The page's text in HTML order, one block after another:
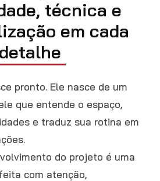
técnica e
em cada
detalhe
pronto. Ele nasce de um
que entende o espaço,
e traduz sua rotina em
do projeto é uma
com atenção,